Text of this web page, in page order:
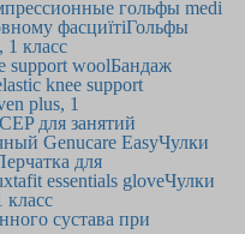
гольфы medi
фасциїтіГольфы
1 класс
support woolБандаж
knee support
plus, 1
для занятий
Genucare EasyЧулки
для
essentials gloveЧулки
класс
сустава при